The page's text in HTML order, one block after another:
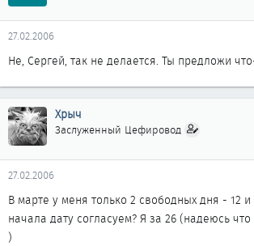
27.02.2006
Не, Сергей, так не делается. Ты предложи
Хрыч
Заслуженный Цефировод
27.02.2006
В марте у меня только 2 свободных дня - 12
начала дату согласуем? Я за 26 (надеюсь
)